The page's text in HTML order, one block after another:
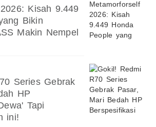
Kisah 9.449
Bikin
Makin Nempel
Series Gebrak
HP
Tapi
ini!